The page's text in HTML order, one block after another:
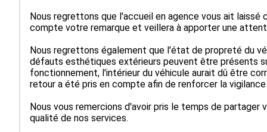
Nous regrettons que l'accueil en agence vous ait laissé
compte votre remarque et veillera à apporter une
Nous regrettons également que l'état de propreté du
défauts esthétiques extérieurs peuvent être présents
fonctionnement, l'intérieur du véhicule aurait dû être
retour a été pris en compte afin de renforcer la
Nous vous remercions d'avoir pris le temps de
qualité de nos services.